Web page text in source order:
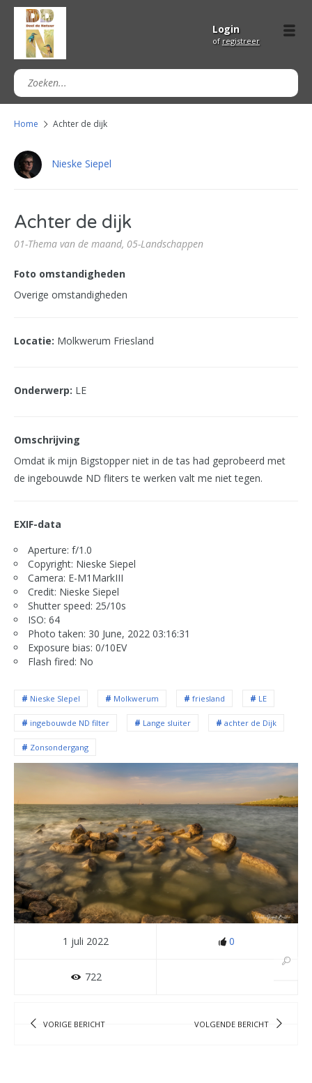
Login
of registreer
Home Achter de dijk
Nieske Siepel
Achter de dijk
01-Thema van de maand, 05-Landschappen
Foto omstandigheden
Overige omstandigheden
Locatie: Molkwerum Friesland
Onderwerp: LE
Omschrijving
Omdat ik mijn Bigstopper niet in de tas had geprobeerd met
de ingebouwde ND fliters te werken valt me niet tegen.
EXIF-data
Aperture: f/1.0
Copyright: Nieske Siepel
Camera: E-M1MarkIII
Credit: Nieske Siepel
Shutter speed: 25/10s
ISO: 64
Photo taken: 30 June, 2022 03:16:31
Exposure bias: 0/10EV
Flash fired: No
Nieske SIepel Molkwerum friesland LE
ingebouwde ND filter Lange sluiter achter de Dijk
Zonsondergang
1 juli 2022 0
722
VORIGE BERICHT VOLGENDE BERICHT